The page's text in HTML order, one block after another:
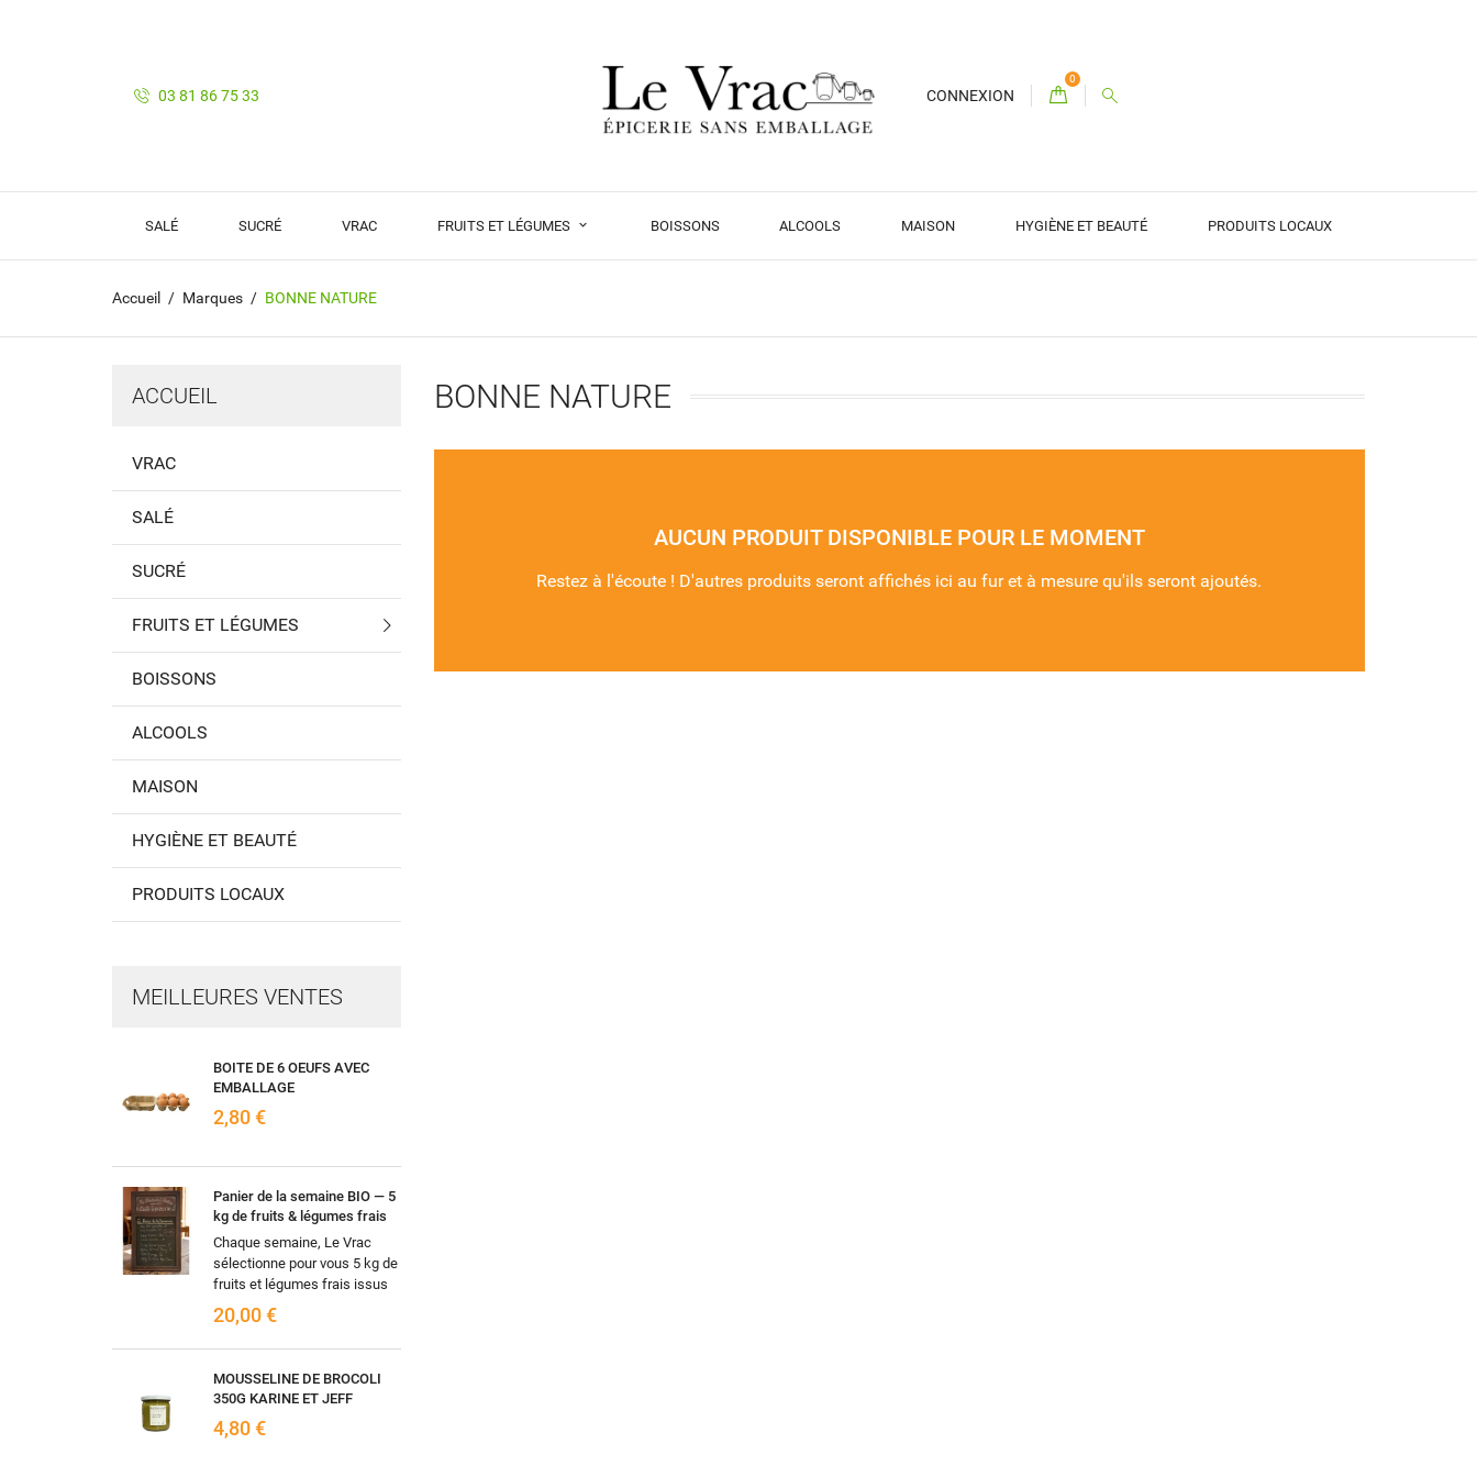
03 81 86 75 33 CONNEXION
0
SALÉ SUCRÉ VRAC FRUITS ET LÉGUMES BOISSONS ALCOOLS MAISON HYGIÈNE ET BEAUTÉ PRODUITS LOCAUX
Accueil Marques BONNE NATURE
ACCUEIL
VRAC
SALÉ
SUCRÉ
FRUITS ET LÉGUMES
BOISSONS
ALCOOLS
MAISON
HYGIÈNE ET BEAUTÉ
PRODUITS LOCAUX
MEILLEURES VENTES
BOITE DE 6 OEUFS AVEC
EMBALLAGE
2,80 €
Panier de la semaine BIO — 5
kg de fruits & légumes frais
Chaque semaine, Le Vrac
sélectionne pour vous 5 kg de
fruits et légumes frais issus
de l'agriculture biologique,
selon les arrivages et la...
20,00 €
MOUSSELINE DE BROCOLI
350G KARINE ET JEFF
4,80 €
BONNE NATURE
AUCUN PRODUIT DISPONIBLE POUR LE MOMENT
Restez à l'écoute ! D'autres produits seront affichés ici au fur et à mesure qu'ils seront ajoutés.